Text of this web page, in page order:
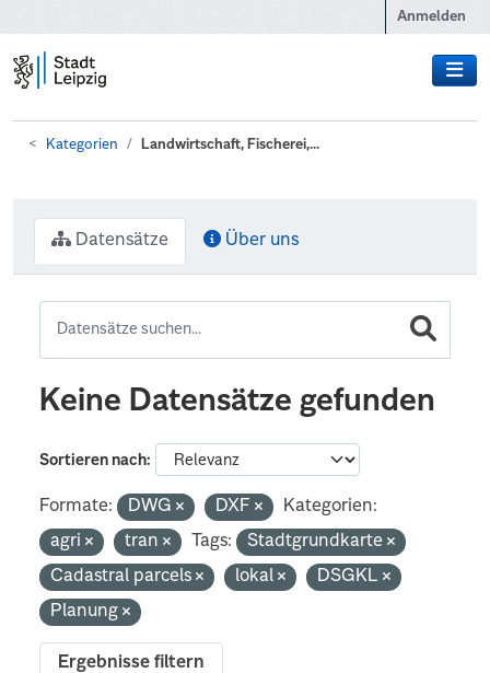
Anmelden
Kategorien Landwirtschaft, Fischerei,...
Datensätze Über uns
Keine Datensätze gefunden
Sortieren nach
Formate: DWG DXF
Kategorien:
agri
tran Tags:
Stadtgrundkarte
Cadastral parcels
lokal
DSGKL
Planung
Ergebnisse filtern